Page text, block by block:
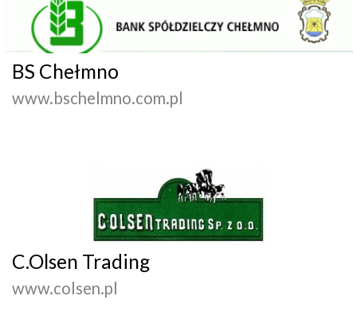
BS Chełmno
www.bschelmno.com.pl
C.Olsen Trading
www.colsen.pl